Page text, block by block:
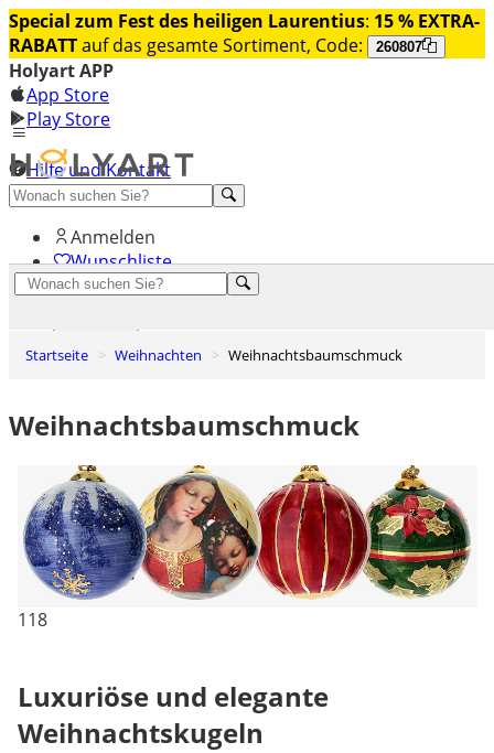
Special zum Fest des heiligen Laurentius: 15 % EXTRA-
RABATTauf das gesamte Sortiment, Code: 260807
Holyart APP
App Store
Play Store
Hilfe und Kontakt
Entdecken Sie Premium
Anmelden
Wunschliste
Startseite Weihnachten Weihnachtsbaumschmuck
Weihnachtsbaumschmuck
118
Luxuriöse und elegante
Weihnachtskugeln